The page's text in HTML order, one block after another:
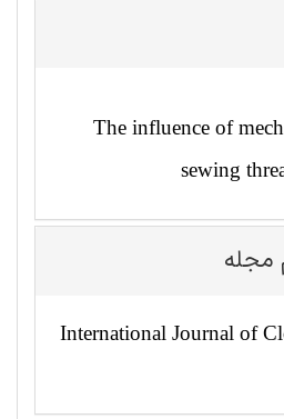
The influence of
sewing
مجله
International Journal of